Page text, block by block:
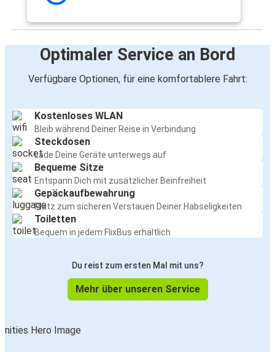
Optimaler Service an Bord
Verfügbare Optionen, für eine komfortablere Fahrt:
Kostenloses WLAN
Bleib während Deiner Reise in Verbindung
Steckdosen
Lade Deine Geräte unterwegs auf
Bequeme Sitze
Entspann Dich mit zusätzlicher Beinfreiheit
Gepäckaufbewahrung
Platz zum sicheren Verstauen Deiner Habseligkeiten
Toiletten
Bequem in jedem FlixBus erhältlich
Du reist zum ersten Mal mit uns?
Mehr über unseren Service